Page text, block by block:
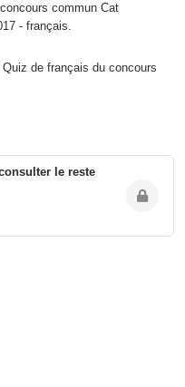
commun Cat
- français.
de français du concours
le reste